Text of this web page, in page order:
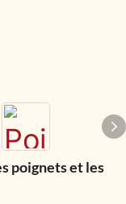
poignets et les